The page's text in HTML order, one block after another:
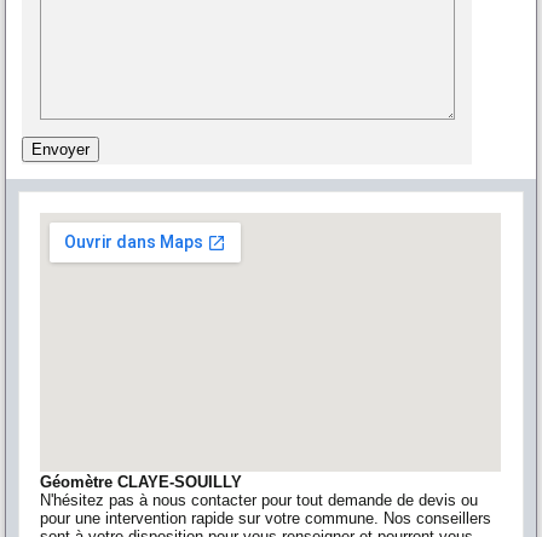
Géomètre CLAYE-SOUILLY
N'hésitez pas à nous contacter pour tout demande de devis ou
pour une intervention rapide sur votre commune. Nos conseillers